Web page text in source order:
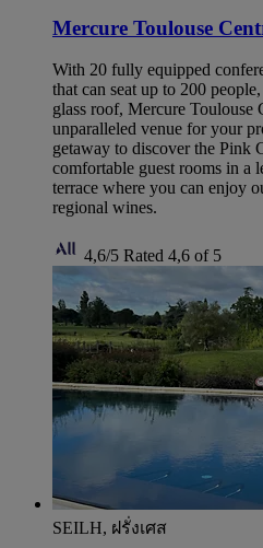
Mercure Toulouse
With 20 fully equipped
that can seat up to 200
glass roof, Mercure Toulouse
unparalleled venue for your
getaway to discover the Pink
comfortable guest rooms in a
terrace where you can enjoy
regional wines.
4,6/5 Rated 4,6 of 5
SEILH, ฝรั่งเศส